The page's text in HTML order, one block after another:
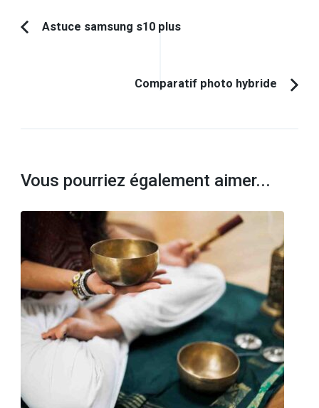
Navigation
Astuce samsung s10 plus
Comparatif photo hybride
Vous pourriez également aimer...